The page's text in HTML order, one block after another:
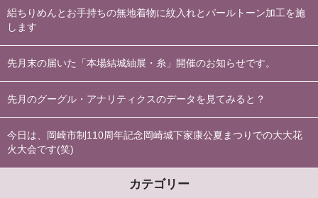
絽ちりめんとお手持ちの無地着物に紋入れとパールトーン加工を施
します
先月末の届いた「本場結城紬展・糸」開催のお知らせです。
先月のグーグル・アナリティクスのデータを見てみると？
今日は、岡崎市制110周年記念岡崎城下家康公夏まつりでの大大花
火大会です(笑)
カテゴリー